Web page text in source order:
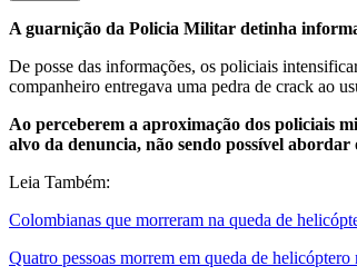
A guarnição da Policia Militar detinha
De posse das informações, os policiais
companheiro entregava uma pedra de crack ao
Ao perceberem a aproximação dos policiais
alvo da denuncia, não sendo possível abordar
Leia Também:
Colombianas que morreram na queda de
Quatro pessoas morrem em queda de